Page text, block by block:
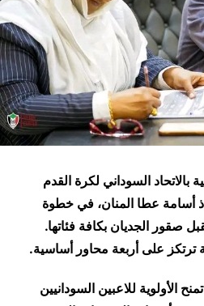
بالاتحاد السوداني لكرة القدم
أسامة عطا المنان، في خطوة
صقور الجديان بكافة فئاتها.
ترتكز على أربعة محاور أساسية.
الأولوية للاعبين السودانيين